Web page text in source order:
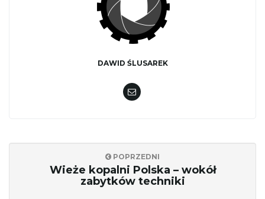
DAWID ŚLUSAREK
POPRZEDNI
Wieże kopalni Polska – wokół
zabytków techniki